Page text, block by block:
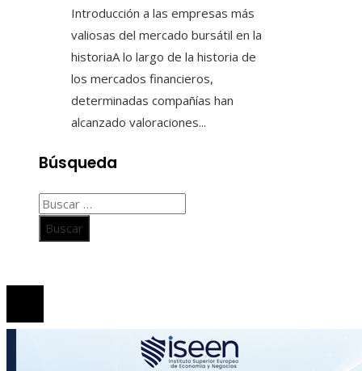
Introducción a las empresas más
valiosas del mercado bursátil en la
historiaA lo largo de la historia de
los mercados financieros,
determinadas compañías han
alcanzado valoraciones...
Búsqueda
Buscar: